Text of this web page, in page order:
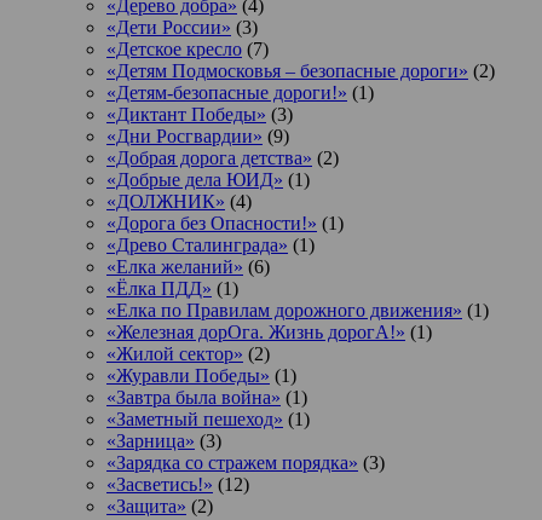
«Дерево добра» (4)
«Дети России» (3)
«Детское кресло (7)
«Детям Подмосковья – безопасные дороги» (2)
«Детям-безопасные дороги!» (1)
«Диктант Победы» (3)
«Дни Росгвардии» (9)
«Добрая дорога детства» (2)
«Добрые дела ЮИД» (1)
«ДОЛЖНИК» (4)
«Дорога без Опасности!» (1)
«Древо Сталинграда» (1)
«Елка желаний» (6)
«Ёлка ПДД» (1)
«Елка по Правилам дорожного движения» (1)
«Железная дорОга. Жизнь дорогА!» (1)
«Жилой сектор» (2)
«Журавли Победы» (1)
«Завтра была война» (1)
«Заметный пешеход» (1)
«Зарница» (3)
«Зарядка со стражем порядка» (3)
«Засветись!» (12)
«Защита» (2)